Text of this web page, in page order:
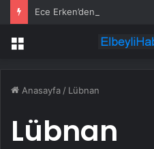
Menü
Anasayfa / Lübnan
Lübnan